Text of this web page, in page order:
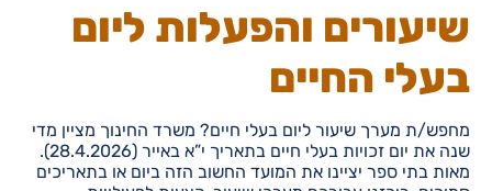
שיעורים והפעלות ליום
בעלי החיים
מחפש/ת מערך שיעור ליום בעלי חיים? משרד החינוך מציין מדי
שנה את יום זכויות בעלי חיים בתאריך י”א באייר (28.4.2026).
מאות בתי ספר יציינו את המועד החשוב הזה ביום או בתאריכים